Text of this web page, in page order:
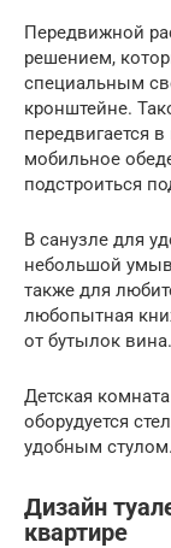
Передвижной
решением,
специальным
кронштейне.
передвигается
мобильное
подстроиться
В санузле для
небольшой
также для
любопытная
от бутылок вина.
Детская
оборудуется
удобным стулом.
Дизайн
квартире